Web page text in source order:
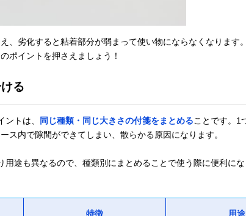
、劣化すると粘着部分が弱まって使い物にならなくなります。
ポイントを押さえましょう！
る
トは、 同じ種類・同じ大きさの付箋をまとめることです。1
ス内で隙間ができてしまい、散らかる原因になります。
用途も異なるので、種類別にまとめることで使う際に便利にな
特徴 用途